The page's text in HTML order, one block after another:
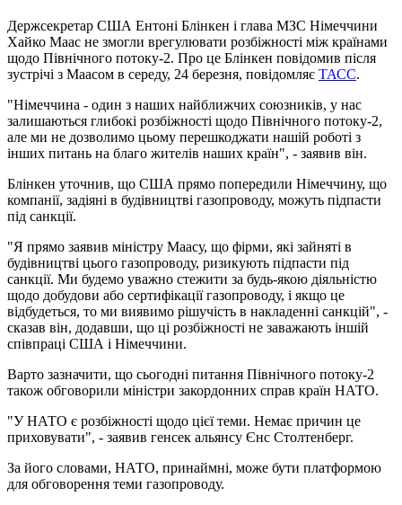
Держсекретар США Ентоні Блінкен і глава МЗС Німеччини
Хайко Маас не змогли врегулювати розбіжності між країнами
щодо Північного потоку-2. Про це Блінкен повідомив після
зустрічі з Маасом в середу, 24 березня, повідомляє ТАСС.
"Німеччина - один з наших найближчих союзників, у нас
залишаються глибокі розбіжності щодо Північного потоку-2,
але ми не дозволимо цьому перешкоджати нашій роботі з
інших питань на благо жителів наших країн", - заявив він.
Блінкен уточнив, що США прямо попередили Німеччину, що
компанії, задіяні в будівництві газопроводу, можуть підпасти
під санкції.
"Я прямо заявив міністру Маасу, що фірми, які зайняті в
будівництві цього газопроводу, ризикують підпасти під
санкції. Ми будемо уважно стежити за будь-якою діяльністю
щодо добудови або сертифікації газопроводу, і якщо це
відбудеться, то ми виявимо рішучість в накладенні санкцій", -
сказав він, додавши, що ці розбіжності не заважають іншій
співпраці США і Німеччини.
Варто зазначити, що сьогодні питання Північного потоку-2
також обговорили міністри закордонних справ країн НАТО.
"У НАТО є розбіжності щодо цієї теми. Немає причин це
приховувати", - заявив генсек альянсу Єнс Столтенберг.
За його словами, НАТО, принаймні, може бути платформою
для обговорення теми газопроводу.